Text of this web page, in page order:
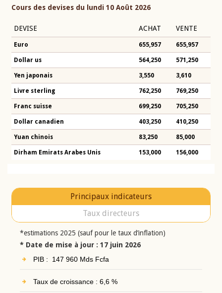
Cours des devises du lundi 10 Août 2026
DEVISE ACHAT VENTE
Euro 655,957 655,957
Dollar us 564,250 571,250
Yen japonais 3,550 3,610
Livre sterling 762,250 769,250
Franc suisse 699,250 705,250
Dollar canadien 403,250 410,250
Yuan chinois 83,250 85,000
Dirham Emirats Arabes Unis 153,000 156,000
Principaux indicateurs
Taux directeurs
*estimations 2025 (sauf pour le taux d’inflation)
* Date de mise à jour : 17 juin 2026
PIB : 147 960 Mds Fcfa
Taux de croissance : 6,6 %